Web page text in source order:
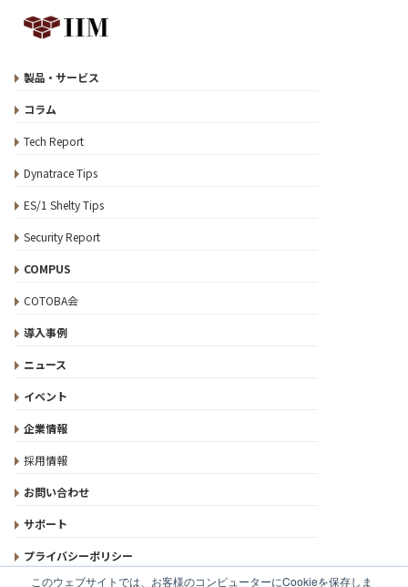
このウェブサイトでは、お客様のコンピューターにCookieを保存しま
製品・サービス
コラム
Tech Report
Dynatrace Tips
ES/1 Shelty Tips
Security Report
COMPUS
COTOBA会
導入事例
ニュース
イベント
企業情報
採用情報
お問い合わせ
サポート
プライバシーポリシー